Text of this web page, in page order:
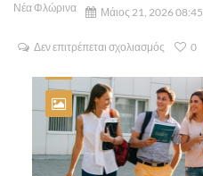
Νέα Φλώρινα Μάιος 21, 2026 08:45
Δεν επιτρέπεται σχολιασμός 0